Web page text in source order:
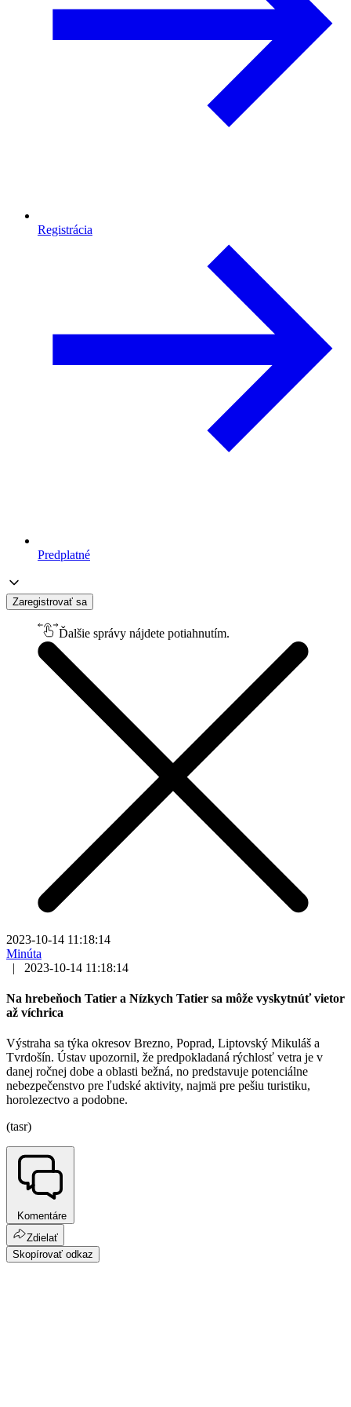
Registrácia
Predplatné
Zaregistrovať sa
Ďalšie správy nájdete potiahnutím.
2023-10-14 11:18:14
Minúta
|
2023-10-14 11:18:14
Na hrebeňoch Tatier a Nízkych Tatier sa môže vyskytnúť vietor
až víchrica
Výstraha sa týka okresov Brezno, Poprad, Liptovský Mikuláš a
Tvrdošín. Ústav upozornil, že predpokladaná rýchlosť vetra je v
danej ročnej dobe a oblasti bežná, no predstavuje potenciálne
nebezpečenstvo pre ľudské aktivity, najmä pre pešiu turistiku,
horolezectvo a podobne.
(tasr)
Komentáre
Zdielať
Skopírovať odkaz